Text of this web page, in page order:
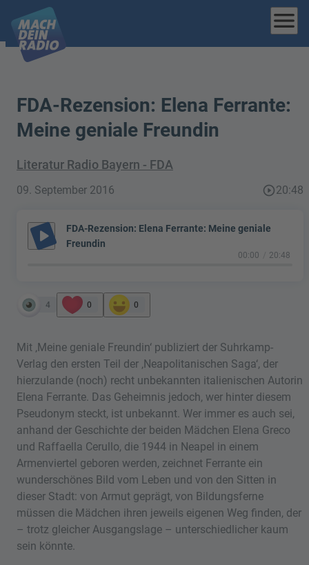
menu
FDA-Rezension: Elena Ferrante:
Meine geniale Freundin
Literatur Radio Bayern - FDA
09. September 2016 play_circle_outline20:48
play_arrow
FDA-Rezension: Elena Ferrante: Meine geniale
Freundin
00:00 20:48
4 0 0
Mit ‚Meine geniale Freundin‘ publiziert der Suhrkamp-
Verlag den ersten Teil der ‚Neapolitanischen Saga‘, der
hierzulande (noch) recht unbekannten italienischen Autorin
Elena Ferrante. Das Geheimnis jedoch, wer hinter diesem
Pseudonym steckt, ist unbekannt. Wer immer es auch sei,
anhand der Geschichte der beiden Mädchen Elena Greco
und Raffaella Cerullo, die 1944 in Neapel in einem
Armenviertel geboren werden, zeichnet Ferrante ein
wunderschönes Bild vom Leben und von den Sitten in
dieser Stadt: von Armut geprägt, von Bildungsferne
müssen die Mädchen ihren jeweils eigenen Weg finden, der
– trotz gleicher Ausgangslage – unterschiedlicher kaum
sein könnte.